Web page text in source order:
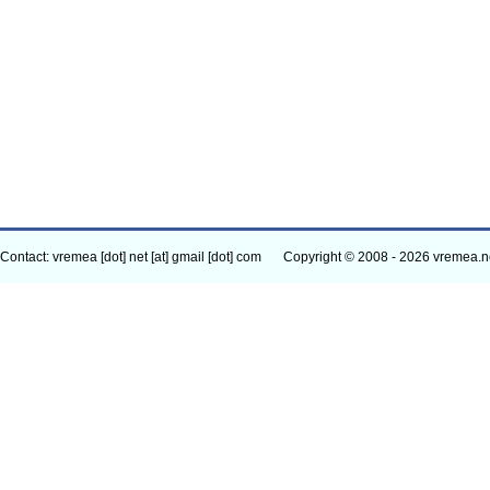
Contact: vremea [dot] net [at] gmail [dot] com Copyright © 2008 - 2026